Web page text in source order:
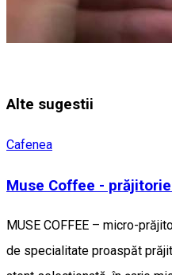
Alte sugestii
Cafenea
Muse Coffee -
MUSE COFFEE – micro-
de specialitate proaspăt